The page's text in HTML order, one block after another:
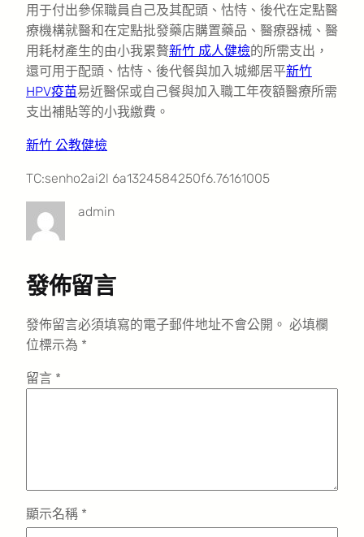
用于付出參保職員自己及其配頭、怙恃、後代在定點醫
療機構就醫和在定點批發藥店購置藥品、醫療器械、醫
用耗材產生的由小我累贅新竹 成人健檢的所需支出，
還可用于配頭、怙恃、後代餐與加入城鄉居平新竹
HPV疫苗易近醫保或自己餐與加入職工年夜額醫療所需
支出補貼等的小我繳費。
新竹 公教健檢
TC:senho2ai2l 6a1324584250f6.76161005
admin
發佈留言
發佈留言必須填寫的電子郵件地址不會公開。 必填欄
位標示為 *
留言 *
顯示名稱 *